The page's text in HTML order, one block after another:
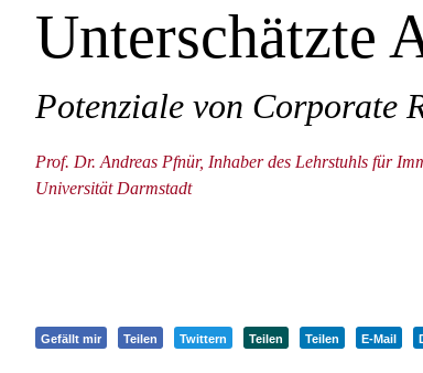
Unterschätzte
Potenziale von Corporate
Prof. Dr. Andreas Pfnür, Inhaber des Lehrstuhls für
Universität Darmstadt
Gefällt mir Teilen Twittern Teilen Teilen E-Mail